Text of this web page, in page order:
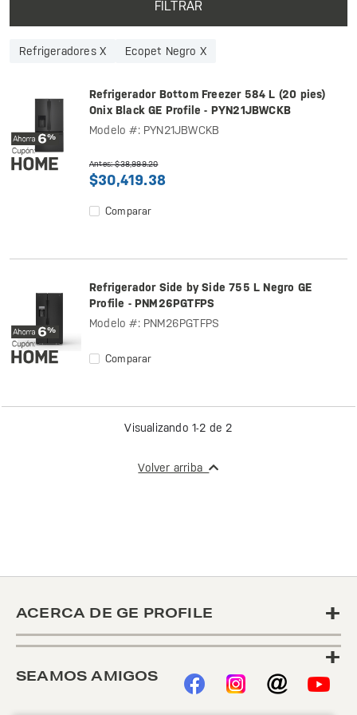
FILTRAR
Refrigeradores X Ecopet Negro X
Refrigerador Bottom Freezer 584 L (20 pies)
Onix Black GE Profile - PYN21JBWCKB
Modelo #: PYN21JBWCKB
Antes: $38,999.20
$30,419.38
Comparar
Refrigerador Side by Side 755 L Negro GE
Profile - PNM26PGTFPS
Modelo #: PNM26PGTFPS
Comparar
Visualizando 1-2 de 2
Volver arriba
ACERCA DE GE PROFILE
+
+
SEAMOS AMIGOS